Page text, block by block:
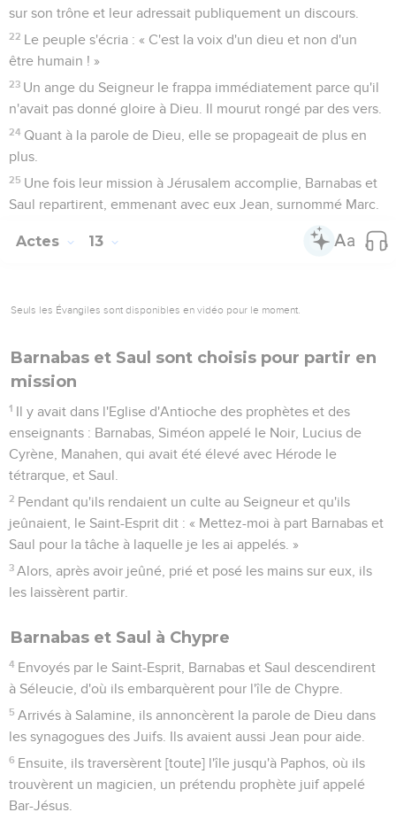
sur son trône et leur adressait publiquement un discours.
22 Le peuple s'écria : « C'est la voix d'un dieu et non d'un
être humain ! »
23 Un ange du Seigneur le frappa immédiatement parce qu'il
n'avait pas donné gloire à Dieu. Il mourut rongé par des vers.
24 Quant à la parole de Dieu, elle se propageait de plus en
plus.
25 Une fois leur mission à Jérusalem accomplie, Barnabas et
Saul repartirent, emmenant avec eux Jean, surnommé Marc.
Actes 13
Seuls les Évangiles sont disponibles en vidéo pour le moment.
Barnabas et Saul sont choisis pour partir en
mission
1 Il y avait dans l'Eglise d'Antioche des prophètes et des
enseignants : Barnabas, Siméon appelé le Noir, Lucius de
Cyrène, Manahen, qui avait été élevé avec Hérode le
tétrarque, et Saul.
2 Pendant qu'ils rendaient un culte au Seigneur et qu'ils
jeûnaient, le Saint-Esprit dit : « Mettez-moi à part Barnabas et
Saul pour la tâche à laquelle je les ai appelés. »
3 Alors, après avoir jeûné, prié et posé les mains sur eux, ils
les laissèrent partir.
Barnabas et Saul à Chypre
4 Envoyés par le Saint-Esprit, Barnabas et Saul descendirent
à Séleucie, d'où ils embarquèrent pour l'île de Chypre.
5 Arrivés à Salamine, ils annoncèrent la parole de Dieu dans
les synagogues des Juifs. Ils avaient aussi Jean pour aide.
6 Ensuite, ils traversèrent [toute] l'île jusqu'à Paphos, où ils
trouvèrent un magicien, un prétendu prophète juif appelé
Bar-Jésus.